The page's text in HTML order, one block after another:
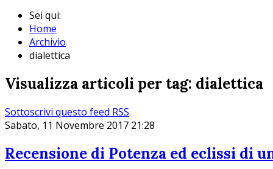
Sei qui:
Home
Archivio
dialettica
Visualizza articoli per tag: dialettica
Sottoscrivi questo feed RSS
Sabato, 11 Novembre 2017 21:28
Recensione di Potenza ed eclissi di